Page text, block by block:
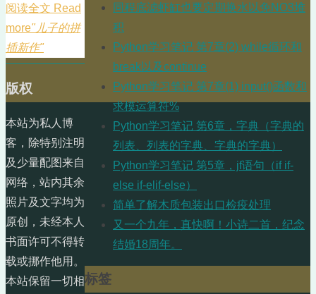
阅读全文 Read
more"儿子的拼
插新作"
同程底滤虾缸也要定期换水以免NO3堆
积
Python学习笔记 第7章(2) while循环和
break以及continue
Python学习笔记 第7章(1) input()函数和
求模运算符%
Python学习笔记 第6章，字典（字典的
列表、列表的字典、字典的字典）
Python学习笔记 第5章，jf语句（if if-
else if-elif-else）
简单了解木质包装出口检疫处理
又一个九年，真快啊！小诗二首，纪念
结婚18周年。
标签
版权
本站为私人博
客，除特别注明
及少量配图来自
网络，站内其余
照片及文字均为
原创，未经本人
书面许可不得转
载或挪作他用。
本站保留一切相